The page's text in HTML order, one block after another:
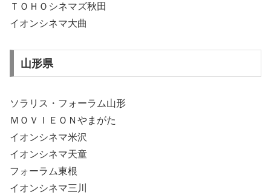
ＴＯＨＯシネマズ秋田
イオンシネマ大曲
山形県
ソラリス・フォーラム山形
ＭＯＶＩＥＯＮやまがた
イオンシネマ米沢
イオンシネマ天童
フォーラム東根
イオンシネマ三川